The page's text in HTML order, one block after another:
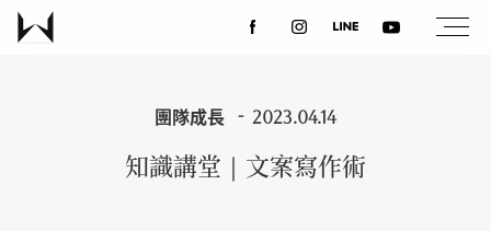
最新消息
團隊成長 2023.04.14
知識講堂｜文案寫作術